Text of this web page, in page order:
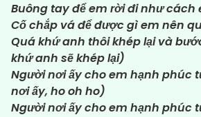
Buông tay để em rời đi như cách
Cố chắp vá để được gì em nên
Quá khứ anh thôi khép lại và
khứ anh sẽ khép lại)
Người nơi ấy cho em hạnh phúc
nơi ấy, ho oh ho)
Người nơi ấy cho em hạnh phúc